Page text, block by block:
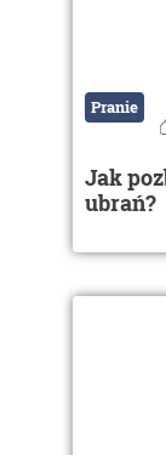
Pranie
Jak
ubrań?